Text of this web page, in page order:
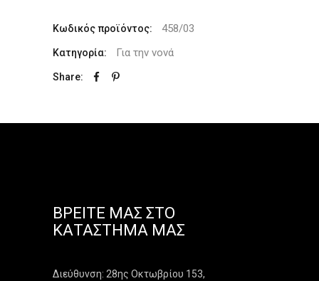
Κωδικός προϊόντος: 458/03
Κατηγορία: Για την νονά
Share:
ΒΡΕΊΤΕ ΜΑΣ ΣΤΟ
ΚΑΤΆΣΤΗΜΑ ΜΑΣ
Διεύθυνση: 28ης Οκτωβρίου 153,